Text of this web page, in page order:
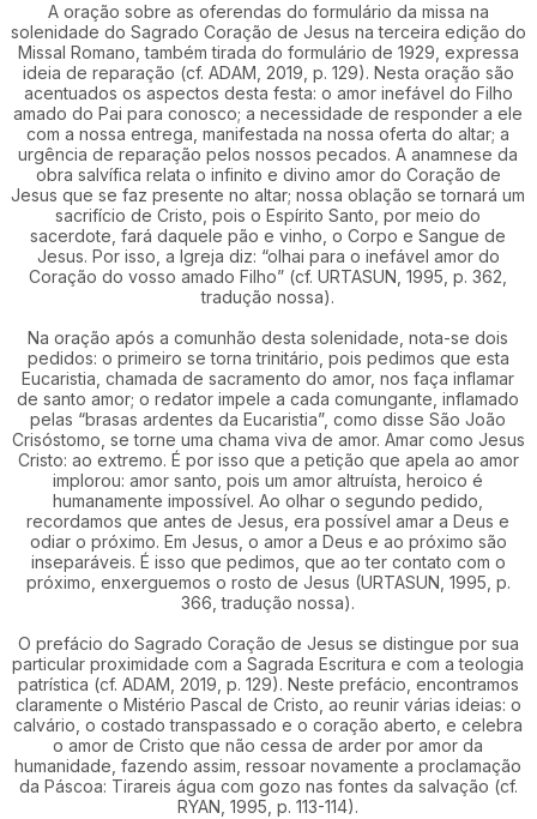
A oração sobre as oferendas do formulário da missa na
solenidade do Sagrado Coração de Jesus na terceira edição do
Missal Romano, também tirada do formulário de 1929, expressa
ideia de reparação (cf. ADAM, 2019, p. 129). Nesta oração são
acentuados os aspectos desta festa: o amor inefável do Filho
amado do Pai para conosco; a necessidade de responder a ele
com a nossa entrega, manifestada na nossa oferta do altar; a
urgência de reparação pelos nossos pecados. A anamnese da
obra salvífica relata o infinito e divino amor do Coração de
Jesus que se faz presente no altar; nossa oblação se tornará um
sacrifício de Cristo, pois o Espírito Santo, por meio do
sacerdote, fará daquele pão e vinho, o Corpo e Sangue de
Jesus. Por isso, a Igreja diz: “olhai para o inefável amor do
Coração do vosso amado Filho” (cf. URTASUN, 1995, p. 362,
tradução nossa).
Na oração após a comunhão desta solenidade, nota-se dois
pedidos: o primeiro se torna trinitário, pois pedimos que esta
Eucaristia, chamada de sacramento do amor, nos faça inflamar
de santo amor; o redator impele a cada comungante, inflamado
pelas “brasas ardentes da Eucaristia”, como disse São João
Crisóstomo, se torne uma chama viva de amor. Amar como Jesus
Cristo: ao extremo. É por isso que a petição que apela ao amor
implorou: amor santo, pois um amor altruísta, heroico é
humanamente impossível. Ao olhar o segundo pedido,
recordamos que antes de Jesus, era possível amar a Deus e
odiar o próximo. Em Jesus, o amor a Deus e ao próximo são
inseparáveis. É isso que pedimos, que ao ter contato com o
próximo, enxerguemos o rosto de Jesus (URTASUN, 1995, p.
366, tradução nossa).
O prefácio do Sagrado Coração de Jesus se distingue por sua
particular proximidade com a Sagrada Escritura e com a teologia
patrística (cf. ADAM, 2019, p. 129). Neste prefácio, encontramos
claramente o Mistério Pascal de Cristo, ao reunir várias ideias: o
calvário, o costado transpassado e o coração aberto, e celebra
o amor de Cristo que não cessa de arder por amor da
humanidade, fazendo assim, ressoar novamente a proclamação
da Páscoa: Tirareis água com gozo nas fontes da salvação (cf.
RYAN, 1995, p. 113-114).